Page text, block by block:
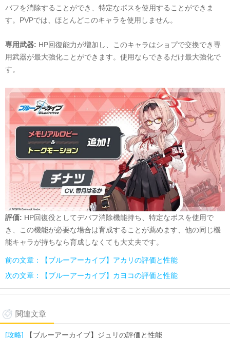
バフを消除することができ、特定なボスを使用することができま
す。 PVPでは、ほとんどこのキャラを使用しません。
専用武器: HP回復能力が増加し、
このキャラはショプで交換でき専
用武器が最大強化ことができます。使用ならできるだけ最大強化で
す。
評価: HP回復役としてデバフ消除機能持ち、特定なボスを使用で
き、この機能が必要な場合は育成することが薦めます、他の同じ機
能キャラが持ちなら育成しなくても大丈夫です。
前の文章：【ブルーアーカイブ】アカリの評価と性能
次の文章：【ブルーアーカイブ】カヨコの評価と性能
関連文章
[攻略] 【ブルーアーカイブ】ジュリの評価と性能